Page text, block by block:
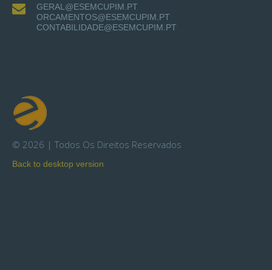
GERAL@ESEMCUPIM.PT
ORCAMENTOS@ESEMCUPIM.PT
CONTABILIDADE@ESEMCUPIM.PT
© 2026 Todos Os Direitos Reservados
Back to desktop version